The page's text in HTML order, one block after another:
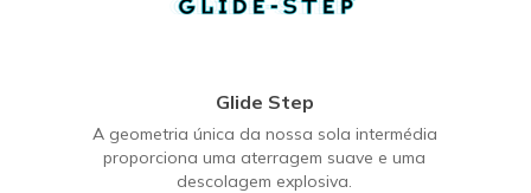
Glide Step
A geometria única da nossa sola intermédia
proporciona uma aterragem suave e uma
descolagem explosiva.